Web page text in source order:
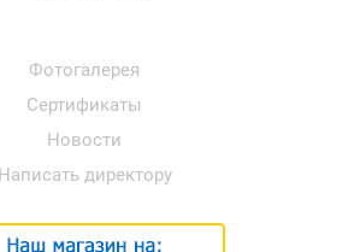
Фотогалерея
Сертификаты
Новости
Написать директору